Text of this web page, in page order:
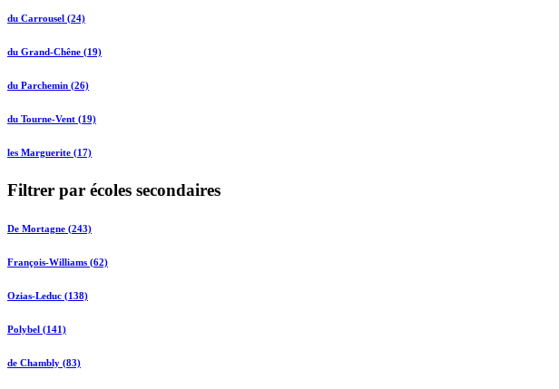
du Carrousel (24)
du Grand-Chêne (19)
du Parchemin (26)
du Tourne-Vent (19)
les Marguerite (17)
Filtrer par écoles secondaires
De Mortagne (243)
François-Williams (62)
Ozias-Leduc (138)
Polybel (141)
de Chambly (83)